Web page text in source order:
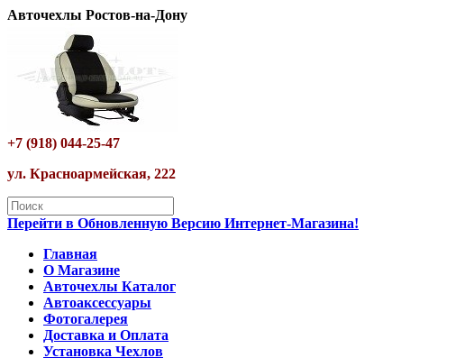
Авточехлы Ростов-на-Дону
+7 (918) 044-25-47
ул. Красноармейская, 222
Перейти в Обновленную Версию Интернет-Магазина!
Главная
О Магазине
Авточехлы Каталог
Автоаксессуары
Фотогалерея
Доставка и Оплата
Установка Чехлов